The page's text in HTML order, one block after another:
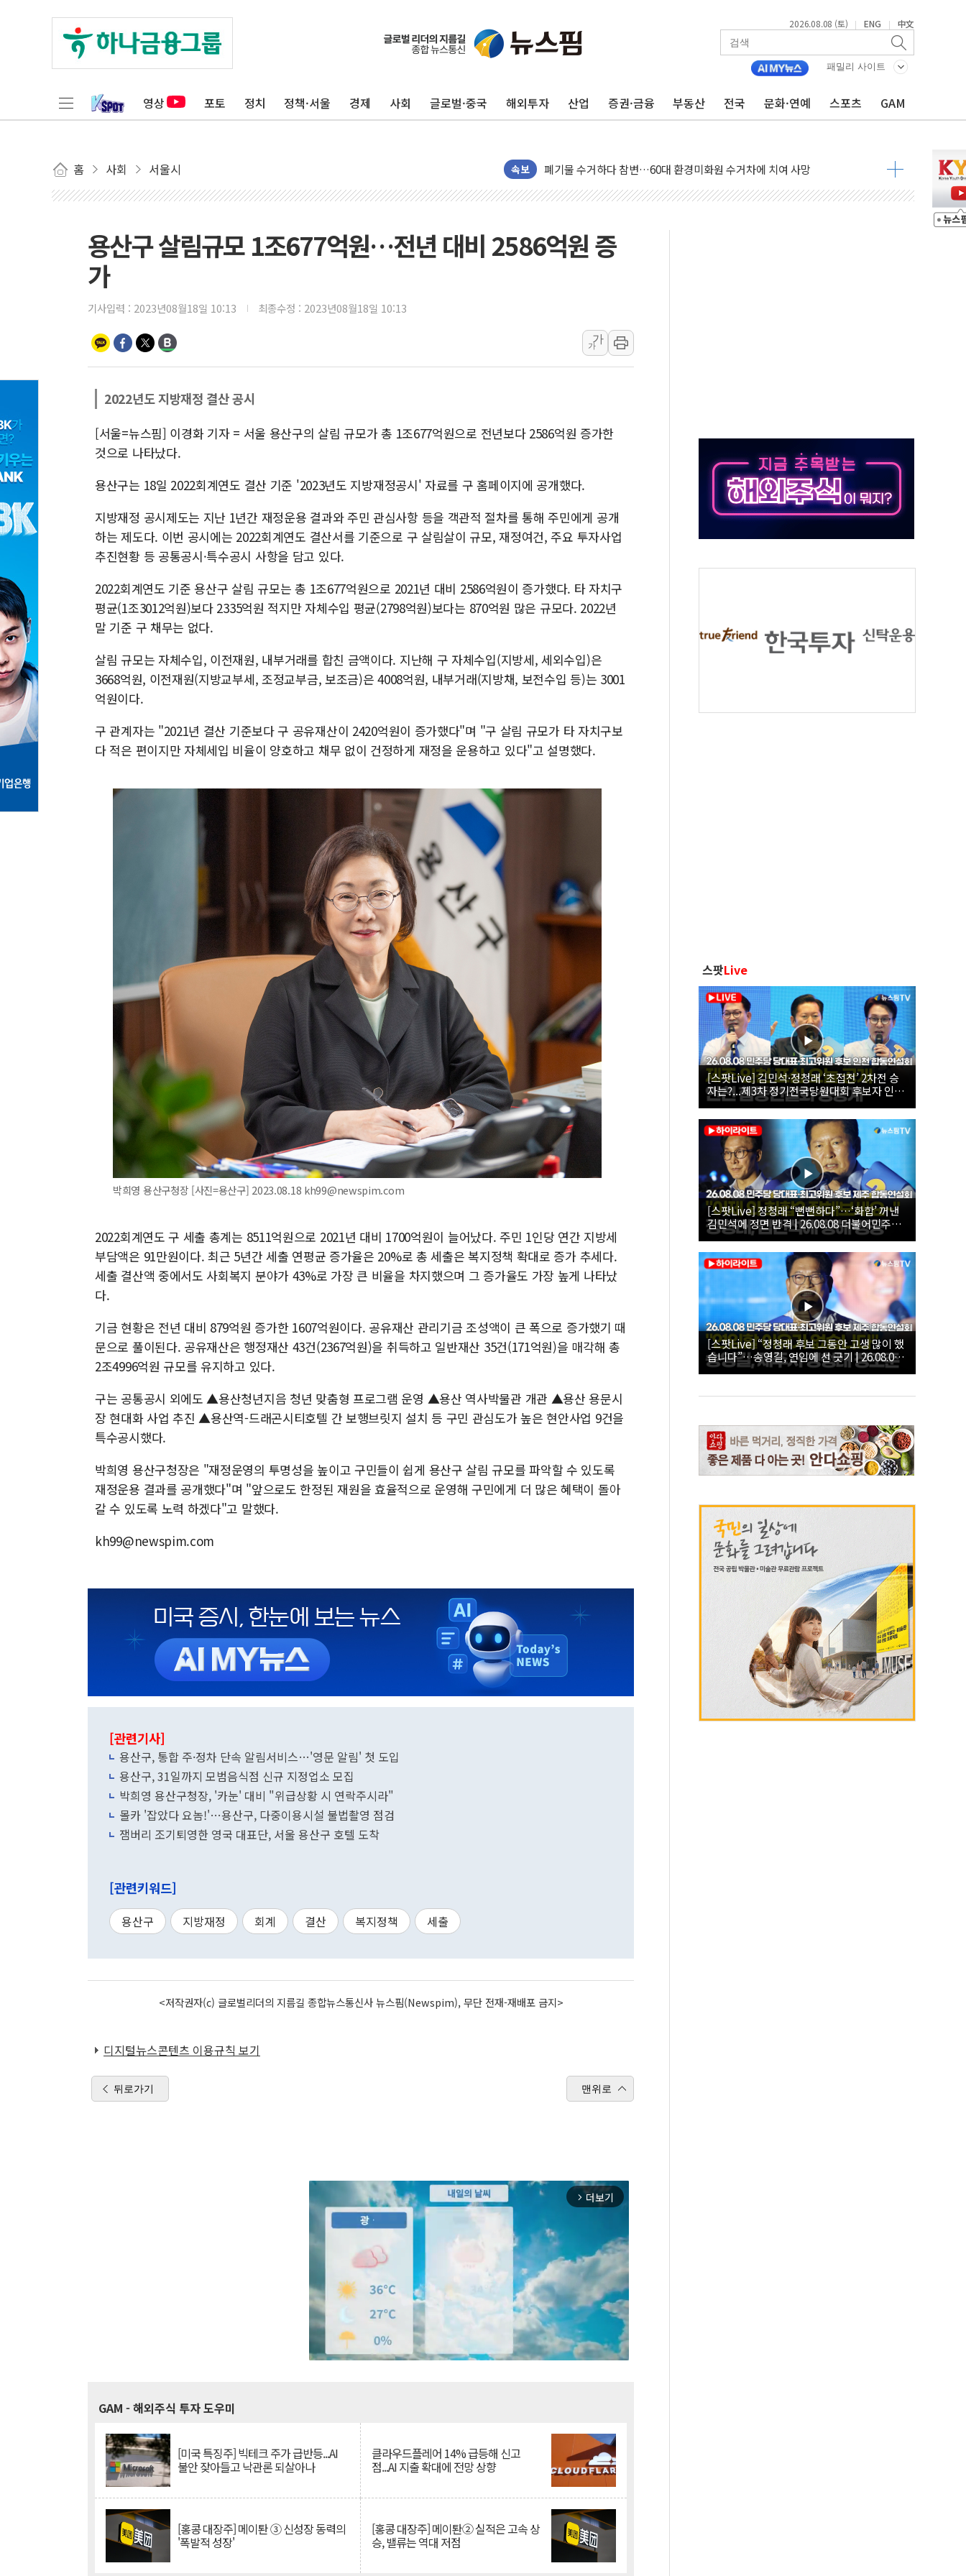
2026.08.08 (토) | ENG | 中文
패밀리 사이트
영상 포토 정치 정책·서울 경제 사회 글로벌·중국 해외투자 산업 증권·금융 부동산 전국 문화·연예 스포츠 GAM
홈 사회 서울시 속보
美, 이란전 출구전략 만지작…공습 한계·탄약 부족 현실화
서울 중랑구 주택가서 흉기 난동…60대 남성 2명 숨져
李대통령 "결혼 때문에 손해 보는 일 없게"…'결혼 페널티' 22개 과제 손본다
추미애, '위안부' 피해자 기림의 날 참석..."국제적 시민 연대로 목소리 내야"
인천 선재도 갯벌서 해루질 중 실종 60대 나흘만에 숨진 채 발견
동해중부 전 해상 풍랑주의보…10일까지 최대 3.5m 높은 물결
연일 폭염에 온열질환 사망 23명…정부, 비상대응기구 가동
동해시, 11~14일 '별똥별 멍' 운영…페르세우스 유성우 관측
강원 중·남부 동해안 시간당 50mm 이상 폭우…호우경보 발효
청양 밭에서 일하던 90대 숨져…온열질환 여부 조사
폭염에 車 운전면허 기능시험 오전 집중 편성…체감온도 38도 넘으면 중단
李대통령, 'ISA·주가누르기 방지법' 전면 재검토 지시
용산구 살림규모 1조677억원…전년 대비 2586억원 증
가
기사입력 : 2023년08월18일 10:13 최종수정 : 2023년08월18일 10:13
가
가
2022년도 지방재정 결산 공시
[서울=뉴스핌] 이경화 기자 = 서울 용산구의 살림 규모가 총 1조677억원으로 전년보다 2586억원 증가한
것으로 나타났다.
용산구는 18일 2022회계연도 결산 기준 '2023년도 지방재정공시' 자료를 구 홈페이지에 공개했다.
지방재정 공시제도는 지난 1년간 재정운용 결과와 주민 관심사항 등을 객관적 절차를 통해 주민에게 공개
하는 제도다. 이번 공시에는 2022회계연도 결산서를 기준으로 구 살림살이 규모, 재정여건, 주요 투자사업
추진현황 등 공통공시·특수공시 사항을 담고 있다.
2022회계연도 기준 용산구 살림 규모는 총 1조677억원으로 2021년 대비 2586억원이 증가했다. 타 자치구
평균(1조3012억원)보다 2335억원 적지만 자체수입 평균(2798억원)보다는 870억원 많은 규모다. 2022년
말 기준 구 채무는 없다.
살림 규모는 자체수입, 이전재원, 내부거래를 합친 금액이다. 지난해 구 자체수입(지방세, 세외수입)은
3668억원, 이전재원(지방교부세, 조정교부금, 보조금)은 4008억원, 내부거래(지방채, 보전수입 등)는 3001
억원이다.
구 관계자는 "2021년 결산 기준보다 구 공유재산이 2420억원이 증가했다"며 "구 살림 규모가 타 자치구보
다 적은 편이지만 자체세입 비율이 양호하고 채무 없이 건정하게 재정을 운용하고 있다"고 설명했다.
박희영 용산구청장 [사진=용산구] 2023.08.18 kh99@newspim.com
2022회계연도 구 세출 총계는 8511억원으로 2021년 대비 1700억원이 늘어났다. 주민 1인당 연간 지방세
부담액은 91만원이다. 최근 5년간 세출 연평균 증가율은 20%로 총 세출은 복지정책 확대로 증가 추세다.
세출 결산액 중에서도 사회복지 분야가 43%로 가장 큰 비율을 차지했으며 그 증가율도 가장 높게 나타났
다.
기금 현황은 전년 대비 879억원 증가한 1607억원이다. 공유재산 관리기금 조성액이 큰 폭으로 증가했기 때
문으로 풀이된다. 공유재산은 행정재산 43건(2367억원)을 취득하고 일반재산 35건(171억원)을 매각해 총
2조4996억원 규모를 유지하고 있다.
구는 공통공시 외에도 ▲용산청년지음 청년 맞춤형 프로그램 운영 ▲용산 역사박물관 개관 ▲용산 용문시
장 현대화 사업 추진 ▲용산역-드래곤시티호텔 간 보행브릿지 설치 등 구민 관심도가 높은 현안사업 9건을
특수공시했다.
박희영 용산구청장은 "재정운영의 투명성을 높이고 구민들이 쉽게 용산구 살림 규모를 파악할 수 있도록
재정운용 결과를 공개했다"며 "앞으로도 한정된 재원을 효율적으로 운영해 구민에게 더 많은 혜택이 돌아
갈 수 있도록 노력 하겠다"고 말했다.
kh99@newspim.com
[관련기사]
용산구, 통합 주·정차 단속 알림서비스…'영문 알림' 첫 도입
용산구, 31일까지 모범음식점 신규 지정업소 모집
박희영 용산구청장, '카눈' 대비 "위급상황 시 연락주시라"
몰카 '잡았다 요놈!'…용산구, 다중이용시설 불법촬영 점검
잼버리 조기퇴영한 영국 대표단, 서울 용산구 호텔 도착
[관련키워드]
용산구 지방재정 회계 결산 복지정책 세출
<저작권자(c) 글로벌리더의 지름길 종합뉴스통신사 뉴스핌(Newspim), 무단 전재-재배포 금지>
디지털뉴스콘텐츠 이용규칙 보기
뒤로가기 맨위로
arrow_forward_ios 더보기
GAM - 해외주식 투자 도우미
[미국 특징주] 빅테크 주가 급반등...AI
불안 잦아들고 낙관론 되살아나
클라우드플레어 14% 급등해 신고
점...AI 지출 확대에 전망 상향
[홍콩 대장주] 메이퇀 ③ 신성장 동력의
'폭발적 성장'
[홍콩 대장주] 메이퇀② 실적은 고속 상
승, 밸류는 역대 저점
스팟Live
[스팟Live] 김민석·정청래 ‘초접전’ 2차전 승
자는?...제3차 정기전국당원대회 후보자 인천
합동연설회 생중계 | 26.08.08
[스팟Live] 정청래 “뻔뻔하다”…‘화합’ 꺼낸
김민석에 정면 반격 | 26.08.08 더불어민주당
당대표·최고위원 후보 제주 합동연설회
[스팟Live] “정청래 후보 그동안 고생 많이 했
습니다”…송영길, 연임에 선 긋기 | 26.08.08
더불어민주당 당대표·최고위원 후보 제주 합